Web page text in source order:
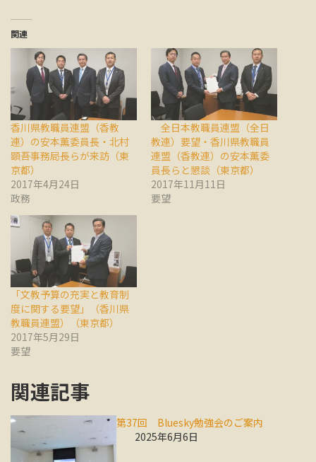
関連
香川県教職員連盟（香教
連）の安本薫委員長・北村
顕吾事務局長らが来訪（東
京都）
2017年4月24日
政務
全日本教職員連盟（全日
教連）要望・香川県教職員
連盟（香教連）の安本薫委
員長らと懇談（東京都）
2017年11月11日
要望
「文教予算の充実と教育制
度に関する要望」（香川県
教職員連盟）（東京都）
2017年5月29日
要望
関連記事
第37回 Bluesky勉強会のご案内
2025年6月6日